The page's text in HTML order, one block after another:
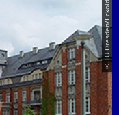
© TU Dresden/Eckold